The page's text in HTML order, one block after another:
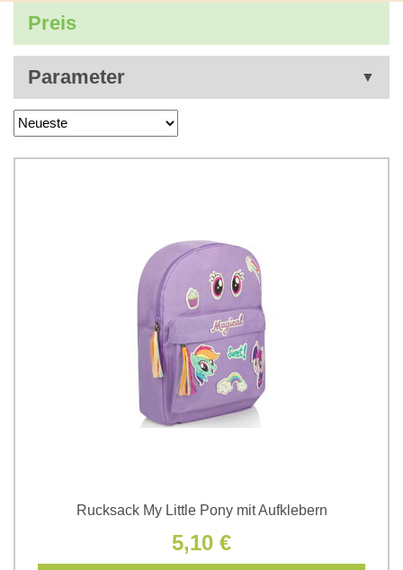
Preis
Parameter
Rucksack My Little Pony mit Aufklebern
5,10 €